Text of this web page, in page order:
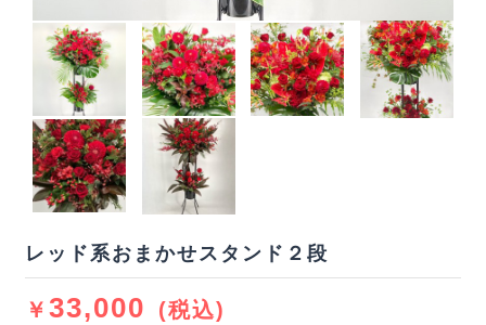
レッド系おまかせスタンド２段
￥33,000 (税込)